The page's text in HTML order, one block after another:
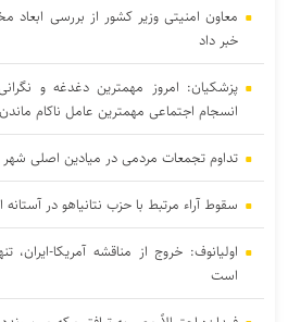
معاون امنیتی وزیر کشور از بررسی
خبر داد
پزشکیان: امروز مهمترین دغدغه و
انسجام اجتماعی مهمترین عامل ناکام
تداوم تجمعات مردمی در میادین اصلی شهر
سقوط آراء مرتبط با حزب نتانیاهو در
اولیانوف: خروج از مناقشه آمریکا-
است